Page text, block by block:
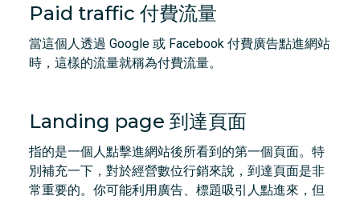
Paid traffic 付費流量
當這個人透過 Google 或 Facebook 付費廣告點進網站
時，這樣的流量就稱為付費流量。
Landing page 到達頁面
指的是一個人點擊進網站後所看到的第一個頁面。特
別補充一下，對於經營數位行銷來說，到達頁面是非
常重要的。你可能利用廣告、標題吸引人點進來，但